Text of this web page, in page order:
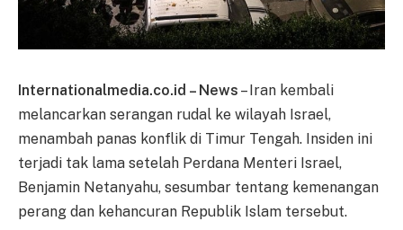
Internationalmedia.co.id – News – Iran kembali
melancarkan serangan rudal ke wilayah Israel,
menambah panas konflik di Timur Tengah. Insiden ini
terjadi tak lama setelah Perdana Menteri Israel,
Benjamin Netanyahu, sesumbar tentang kemenangan
perang dan kehancuran Republik Islam tersebut.